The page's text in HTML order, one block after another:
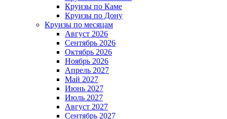
Круизы по Каме
Круизы по Дону
Круизы по месяцам
Август 2026
Сентябрь 2026
Октябрь 2026
Ноябрь 2026
Апрель 2027
Май 2027
Июнь 2027
Июль 2027
Август 2027
Сентябрь 2027